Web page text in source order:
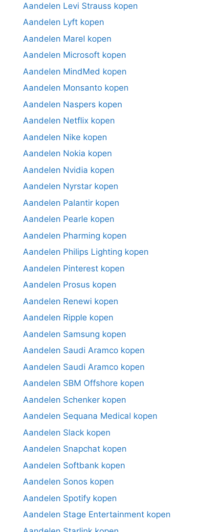
Aandelen Levi Strauss kopen
Aandelen Lyft kopen
Aandelen Marel kopen
Aandelen Microsoft kopen
Aandelen MindMed kopen
Aandelen Monsanto kopen
Aandelen Naspers kopen
Aandelen Netflix kopen
Aandelen Nike kopen
Aandelen Nokia kopen
Aandelen Nvidia kopen
Aandelen Nyrstar kopen
Aandelen Palantir kopen
Aandelen Pearle kopen
Aandelen Pharming kopen
Aandelen Philips Lighting kopen
Aandelen Pinterest kopen
Aandelen Prosus kopen
Aandelen Renewi kopen
Aandelen Ripple kopen
Aandelen Samsung kopen
Aandelen Saudi Aramco kopen
Aandelen Saudi Aramco kopen
Aandelen SBM Offshore kopen
Aandelen Schenker kopen
Aandelen Sequana Medical kopen
Aandelen Slack kopen
Aandelen Snapchat kopen
Aandelen Softbank kopen
Aandelen Sonos kopen
Aandelen Spotify kopen
Aandelen Stage Entertainment kopen